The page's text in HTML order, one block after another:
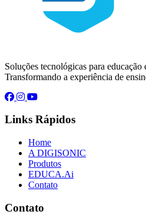
Soluções tecnológicas para
Transformando a experiência de
Facebook
Instagram
YouTube
Links Rápidos
Home
A DIGISONIC
Produtos
EDUCA.Ai
Contato
Contato